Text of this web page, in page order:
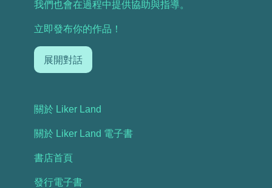
我們也會在過程中提供協助與指導。
立即發布你的作品！
展開對話
關於 Liker Land
關於 Liker Land 電子書
書店首頁
發行電子書